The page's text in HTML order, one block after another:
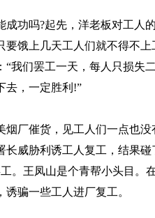
功吗?起先，洋老板对工人
饿上几天工人们就不得不
我们罢工一天，每人只损失
去，一定胜利!”
厂催货，见工人们一点也没
威胁利诱工人复工，结果碰
。王凤山是个青帮小头目。
骗一些工人进厂复工。